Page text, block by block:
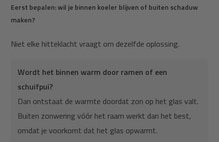
Eerst bepalen: wil je binnen koeler blijven of buiten schaduw
maken?
Niet elke hitteklacht vraagt om dezelfde oplossing.
Wordt het binnen warm door ramen of een
schuifpui?
Dan ontstaat de warmte doordat zon op het glas valt.
Buiten zonwering vóór het raam werkt dan het best,
omdat je voorkomt dat het glas opwarmt.